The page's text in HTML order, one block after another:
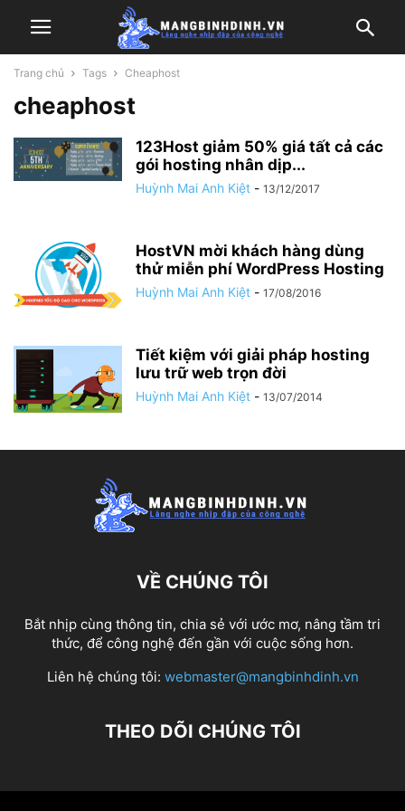
Trang chủ Tags Cheaphost
cheaphost
123Host giảm 50% giá tất cả các
gói hosting nhân dịp...
Huỳnh Mai Anh Kiệt - 13/12/2017
HostVN mời khách hàng dùng
thử miễn phí WordPress Hosting
Huỳnh Mai Anh Kiệt - 17/08/2016
Tiết kiệm với giải pháp hosting
lưu trữ web trọn đời
Huỳnh Mai Anh Kiệt - 13/07/2014
VỀ CHÚNG TÔI
Bắt nhịp cùng thông tin, chia sẻ với ước mơ, nâng tầm tri
thức, để công nghệ đến gần với cuộc sống hơn.
Liên hệ chúng tôi: webmaster@mangbinhdinh.vn
THEO DÕI CHÚNG TÔI